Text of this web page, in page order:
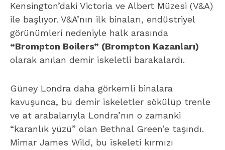
Kensington’daki Victoria ve Albert Müzesi (V&A)
ile başlıyor. V&A’nın ilk binaları, endüstriyel
görünümleri nedeniyle halk arasında
“Brompton Boilers” (Brompton Kazanları)
olarak anılan demir iskeletli barakalardı.
Güney Londra daha görkemli binalara
kavuşunca, bu demir iskeletler sökülüp trenle
ve at arabalarıyla Londra’nın o zamanki
“karanlık yüzü” olan Bethnal Green’e taşındı.
Mimar James Wild, bu iskeleti kırmızı